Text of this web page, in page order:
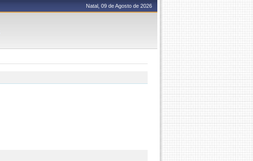
Natal, 09 de Agosto de 2026